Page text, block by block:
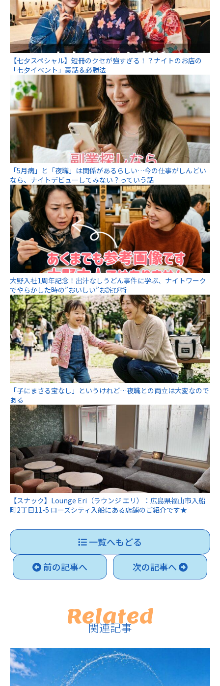
【七夕スペシャル】短冊のクセが強すぎる！？ナイトのお店の
「七夕イベント」裏話＆必勝法
「5月病」と「夜職」は関係があるらしい…今の仕事がしんどい
なら、ナイトデビューしてみない？っていう話
大野入社1周年記念！出汁なしうどん事件に学ぶ、ナイトワーク
でやらかした時の”おいしい”お詫び術
「子にまさる宝なし」というけれど…夜職との両立は大変なので
ある
【スナック】Lounge Eri（ラウンジ エリ）：広島県福山市入船
町2丁目11-5 ローズシティ入船にある店舗のご紹介です★
一覧へもどる
前の記事へ
次の記事へ
Related
関連記事